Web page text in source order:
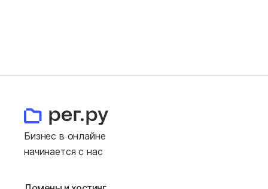
Бизнес в онлайне
начинается с нас